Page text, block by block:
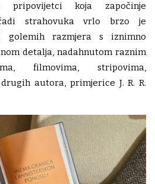
pripovijetci koja započinje
strahovuka vrlo brzo je
golemih razmjera s iznimno
detalja, nadahnutom raznim
filmovima, stripovima,
autora, primjerice J. R. R.